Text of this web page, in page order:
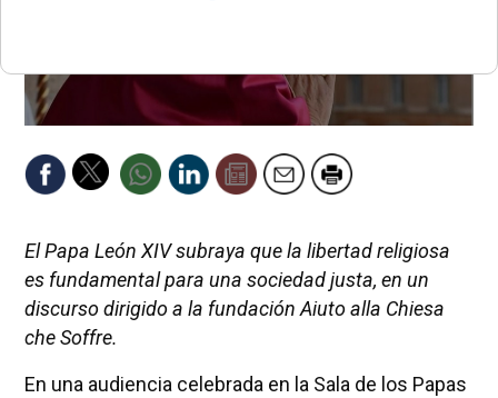
El Papa León XIV subraya que la libertad religiosa
es fundamental para una sociedad justa, en un
discurso dirigido a la fundación Aiuto alla Chiesa
che Soffre.
En una audiencia celebrada en la Sala de los Papas